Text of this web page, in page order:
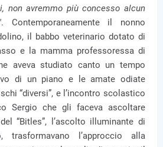
non avremmo più concesso alcun
. Contemporaneamente il nonno
il babbo veterinario dotato di
e la mamma professoressa di
aveva studiato canto un tempo
di un piano e le amate odiate
“diversi”, e l’incontro scolastico
Sergio che gli faceva ascoltare
“Bitles”, l’ascolto illuminante di
trasformavano l’approccio alla